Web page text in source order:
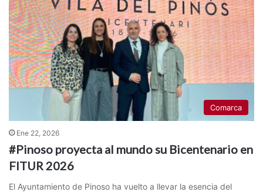
Comarca
Ene 22, 2026
#Pinoso proyecta al mundo su Bicentenario en
FITUR 2026
El Ayuntamiento de Pinoso ha vuelto a llevar la esencia del